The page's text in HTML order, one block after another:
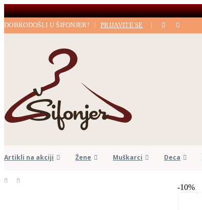
DOBRODOŠLI U ŠIFONJER! | PRIJAVITE SE |
Artikli na akciji Žene Muškarci Deca
-10%